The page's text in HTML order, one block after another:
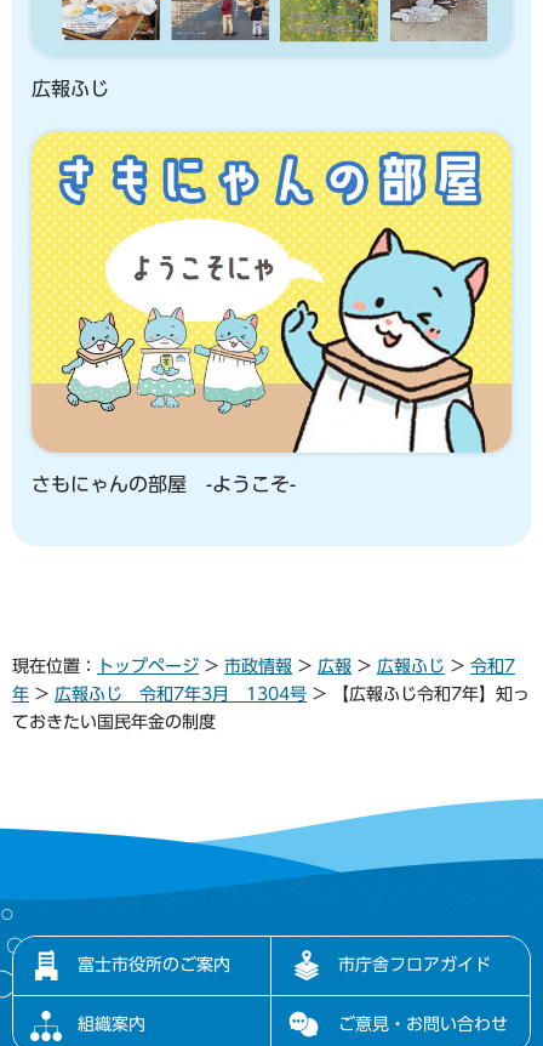
広報ふじ
さもにゃんの部屋 -ようこそ-
現在位置： トップページ > 市政情報 > 広報 > 広報ふじ > 令和7
年 > 広報ふじ 令和7年3月 1304号 > 【広報ふじ令和7年】知っ
ておきたい国民年金の制度
富士市役所のご案内 市庁舎フロアガイド
組織案内 ご意見・お問い合わせ